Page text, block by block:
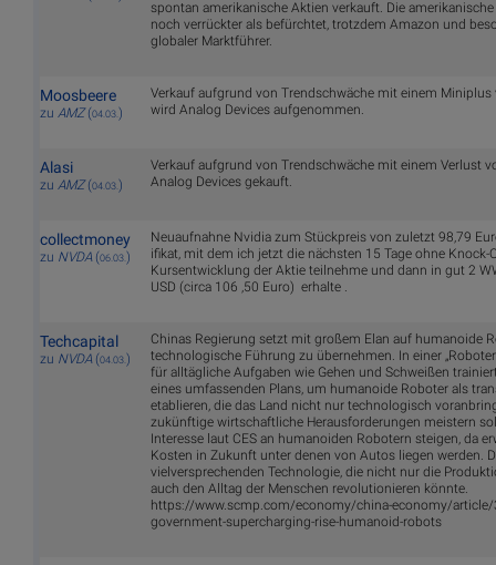
spontan amerikanische Aktien verkauft. Die
noch verrückter als befürchtet, trotzdem Amazon und
globaler Marktführer.
Moosbeere
zu AMZ(04.03.)
Verkauf aufgrund von Trendschwäche mit einem Miniplus
wird Analog Devices aufgenommen.
Alasi
zu AMZ(04.03.)
Verkauf aufgrund von Trendschwäche mit einem Verlust
Analog Devices gekauft.
collectmoney
zu NVDA(06.03.)
Neuaufnahne Nvidia zum Stückpreis von zuletzt 98,79
ifikat, mit dem ich jetzt die nächsten 15 Tage ohne Knock-
Kursentwicklung der Aktie teilnehme und dann in gut 2
USD (circa 106 ,50 Euro) erhalte .
Techcapital
zu NVDA(04.03.)
Chinas Regierung setzt mit großem Elan auf humanoide
technologische Führung zu übernehmen. In einer
für alltägliche Aufgaben wie Gehen und Schweißen
eines umfassenden Plans, um humanoide Roboter als
etablieren, die das Land nicht nur technologisch
zukünftige wirtschaftliche Herausforderungen meistern
Interesse laut CES an humanoiden Robotern steigen, da
Kosten in Zukunft unter denen von Autos liegen werden.
vielversprechenden Technologie, die nicht nur die
auch den Alltag der Menschen revolutionieren könnte.
https://www.scmp.com/economy/china-economy/
government-supercharging-rise-humanoid-robots